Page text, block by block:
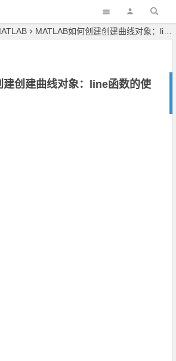
MATLAB如何创建创建曲线对象：line函数的使用方法
创建曲线对象：line函数的使